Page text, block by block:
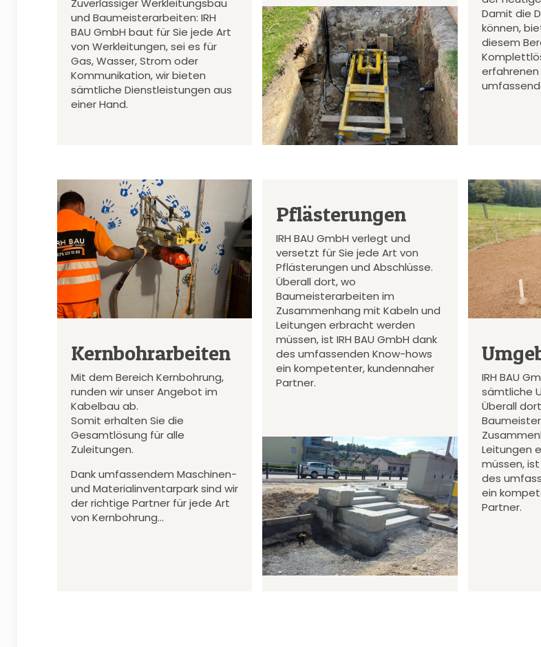
und Baumeisterarbeiten: IRH
BAU GmbH baut für Sie jede Art
von Werkleitungen, sei es für
Gas, Wasser, Strom oder
Kommunikation, wir bieten
sämtliche Dienstleistungen aus
einer Hand.
Damit die
können,
diesem
Kernbohrarbeiten
Mit dem Bereich Kernbohrung,
runden wir unser Angebot im
Kabelbau ab.
Somit erhalten Sie die
Gesamtlösung für alle
Zuleitungen.
Dank umfassendem Maschinen-
und Materialinventarpark sind wir
der richtige Partner für jede Art
von Kernbohrung…
Pflästerungen
IRH BAU GmbH verlegt und
versetzt für Sie jede Art von
Pflästerungen und Abschlüsse.
Überall dort, wo
Baumeisterarbeiten im
Zusammenhang mit Kabeln und
Leitungen erbracht werden
müssen, ist IRH BAU GmbH dank
des umfassenden Know-hows
ein kompetenter, kundennaher
Partner.
IRH BAU
sämtliche
Überall
Leitungen
müssen, ist
des
ein
Partner.